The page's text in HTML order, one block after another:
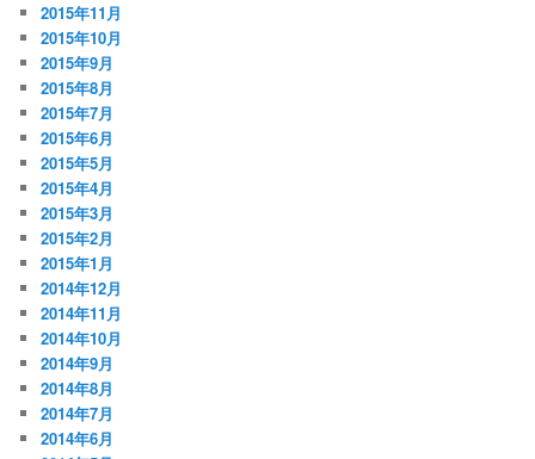
2015年11月
2015年10月
2015年9月
2015年8月
2015年7月
2015年6月
2015年5月
2015年4月
2015年3月
2015年2月
2015年1月
2014年12月
2014年11月
2014年10月
2014年9月
2014年8月
2014年7月
2014年6月